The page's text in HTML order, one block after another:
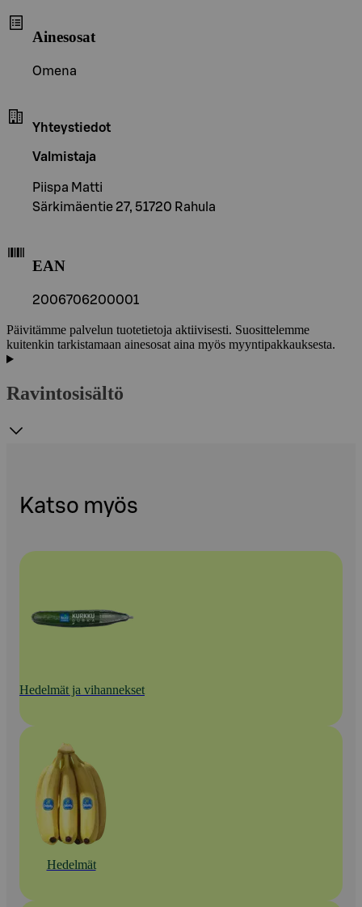
Ainesosat
Omena
Yhteystiedot
Valmistaja
Piispa Matti
Särkimäentie 27, 51720 Rahula
EAN
2006706200001
Päivitämme palvelun tuotetietoja aktiivisesti. Suosittelemme
kuitenkin tarkistamaan ainesosat aina myös myyntipakkauksesta.
Ravintosisältö
Katso myös
Hedelmät ja vihannekset
Hedelmät